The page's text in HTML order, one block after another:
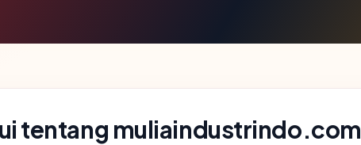
tentang muliaindustrindo.com